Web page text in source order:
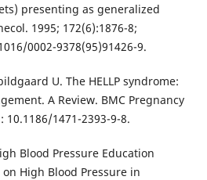
presenting as generalized
1995; 172(6):1876-8;
0002-9378(95)91426-9.
U. The HELLP syndrome:
A Review. BMC Pregnancy
1471-2393-9-8.
Blood Pressure Education
High Blood Pressure in